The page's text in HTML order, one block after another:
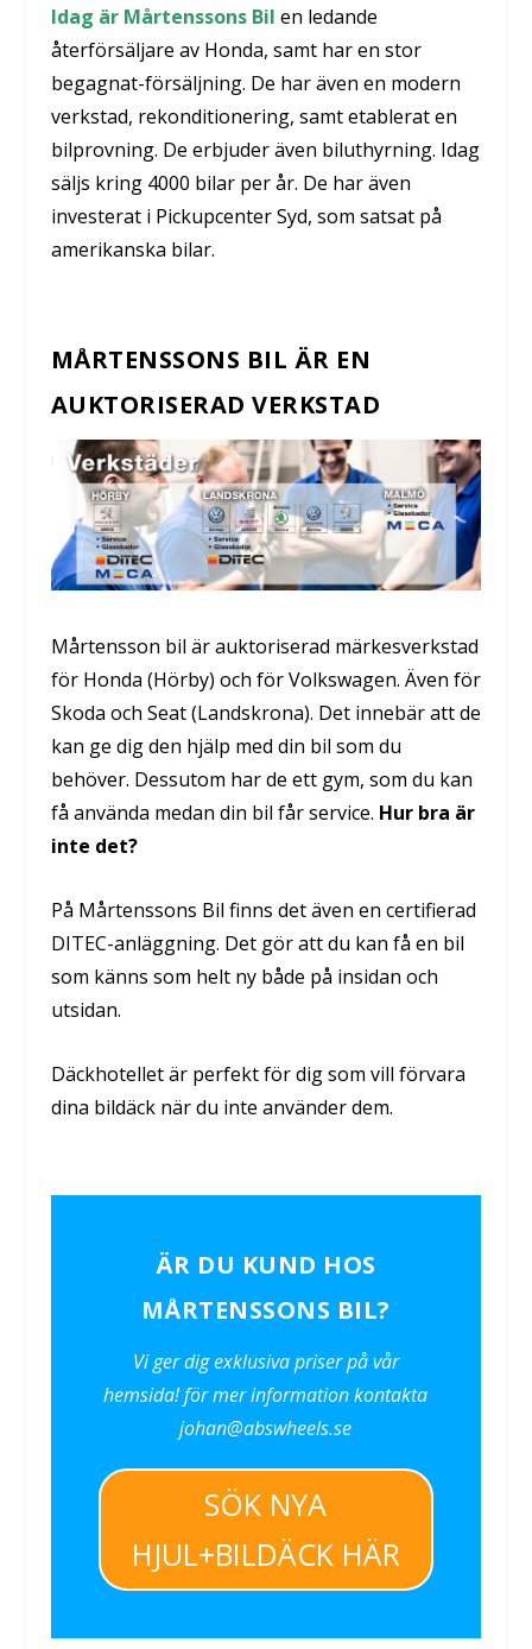
Idag är Mårtenssons Bil en ledande
återförsäljare av Honda, samt har en stor
begagnat-försäljning. De har även en modern
verkstad, rekonditionering, samt etablerat en
bilprovning. De erbjuder även biluthyrning. Idag
säljs kring 4000 bilar per år. De har även
investerat i Pickupcenter Syd, som satsat på
amerikanska bilar.
MÅRTENSSONS BIL ÄR EN
AUKTORISERAD VERKSTAD
Mårtensson bil är auktoriserad märkesverkstad
för Honda (Hörby) och för Volkswagen. Även för
Skoda och Seat (Landskrona). Det innebär att de
kan ge dig den hjälp med din bil som du
behöver. Dessutom har de ett gym, som du kan
få använda medan din bil får service. Hur bra är
inte det?
På Mårtenssons Bil finns det även en certifierad
DITEC-anläggning. Det gör att du kan få en bil
som känns som helt ny både på insidan och
utsidan.
Däckhotellet är perfekt för dig som vill förvara
dina bildäck när du inte använder dem.
ÄR DU KUND HOS
MÅRTENSSONS BIL?
Vi ger dig exklusiva priser på vår
hemsida! för mer information kontakta
johan@abswheels.se
SÖK NYA
HJUL+BILDÄCK HÄR